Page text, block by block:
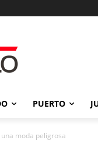
PUERTO
moda peligrosa